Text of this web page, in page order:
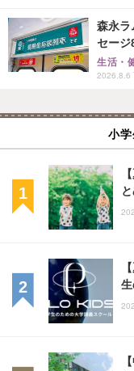
森永ラ
セージ
生活・
2026.8.6
小